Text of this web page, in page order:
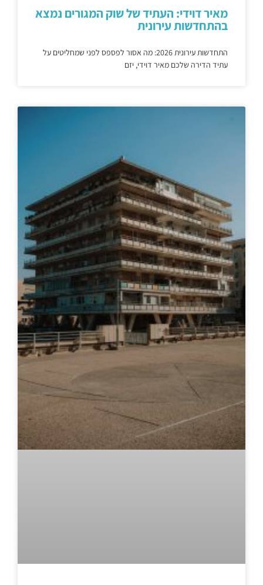
מאיר דוידי: העתיד של שוק המגורים נמצא
בהתחדשות עירונית
התחדשות עירונית 2026: מה אסור לפספס לפני שמחליטים על
עתיד הדירה שלכם מאיר דוידי, יזם